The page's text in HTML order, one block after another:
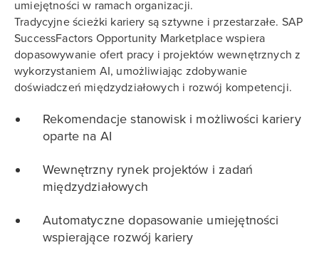
umiejętności w ramach organizacji.
Tradycyjne ścieżki kariery są sztywne i przestarzałe. SAP
SuccessFactors Opportunity Marketplace wspiera
dopasowywanie ofert pracy i projektów wewnętrznych z
wykorzystaniem AI, umożliwiając zdobywanie
doświadczeń międzydziałowych i rozwój kompetencji.
Rekomendacje stanowisk i możliwości kariery
oparte na AI
Wewnętrzny rynek projektów i zadań
międzydziałowych
Automatyczne dopasowanie umiejętności
wspierające rozwój kariery